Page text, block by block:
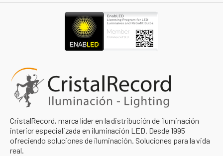
CristalRecord, marca líder en la distribución de iluminación
interior especializada en iluminación LED. Desde 1995
ofreciendo soluciones de iluminación. Soluciones para la vida
real.